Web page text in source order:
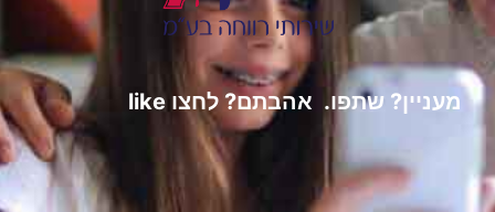
מעניין? שתפו. אהבתם? לחצו like